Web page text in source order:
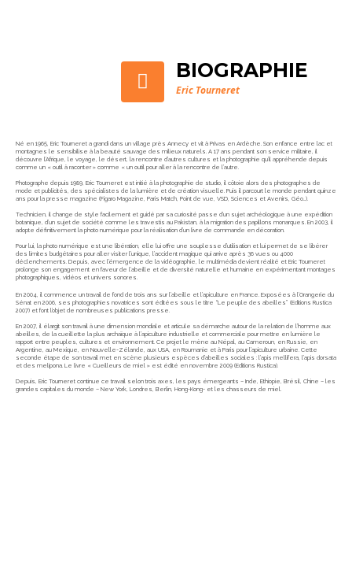
BIOGRAPHIE
Eric Tourneret
Né en 1965, Eric Tourneret a grandi dans un village près Annecy et vit à Privas en Ardèche. Son enfance entre lac et
montagnes le sensibilise à la beauté sauvage des milieux naturels. A 17 ans pendant son service militaire, il
découvre l’Afrique, le voyage, le désert, la rencontre d’autres cultures et la photographie qu’il appréhende depuis
comme un « outil à raconter » comme « un outil pour aller à la rencontre de l’autre.
Photographe depuis 1989, Eric Tourneret est initié à la photographie de studio, il côtoie alors des photographes de
mode et publicités, des spécialistes de la lumière et de création visuelle. Puis il parcourt le monde pendant quinze
ans pour la presse magazine (Figaro Magazine, Paris Match, Point de vue, VSD, Sciences et Avenirs, Géo…).
Technicien, il change de style facilement et guidé par sa curiosité passe d’un sujet archéologique à une expédition
botanique, d’un sujet de société comme les travestis au Pakistan, à la migration des papillons monarques. En 2003, il
adopte définitivement la photo numérique pour la réalisation d’un livre de commande en décoration.
Pour lui, la photo numérique est une libération, elle lui offre une souplesse d’utilisation et lui permet de se libérer
des limites budgétaires pour aller visiter l’unique, l’accident magique qui arrive après 36 vues ou 4000
déclenchements. Depuis, avec l’émergence de la vidéographie, le multimédia devient réalité et Eric Tourneret
prolonge son engagement en faveur de l’abeille et de diversité naturelle et humaine en expérimentant montages
photographiques, vidéos et univers sonores.
En 2004, il commence un travail de fond de trois ans sur l’abeille et l’apiculture en France. Exposées à l’Orangerie du
Sénat en 2006, ses photographies novatrices sont éditées sous le titre “Le peuple des abeilles” (Editions Rustica
2007) et font l’objet de nombreuses publications presse.
En 2007, il élargit son travail à une dimension mondiale et articule sa démarche autour de la relation de l’homme aux
abeilles, de la cueillette la plus archaïque à l’apiculture industrielle et commerciale pour mettre en lumière le
rapport entre peuples, cultures et environnement. Ce projet le mène au Népal, au Cameroun, en Russie, en
Argentine, au Mexique, en Nouvelle-Zélande, aux USA, en Roumanie et à Paris pour l’apiculture urbaine. Cette
seconde étape de son travail met en scène plusieurs espèces d’abeilles sociales : l’apis mellifera, l’apis dorsata
et des melipona. Le livre « Cueilleurs de miel » est édité en novembre 2009 (Editions Rustica).
Depuis, Eric Tourneret continue ce travail selon trois axes, les pays émergeants – Inde, Ethiopie, Brésil, Chine – les
grandes capitales du monde – New York, Londres, Berlin, Hong-Kong- et les chasseurs de miel.